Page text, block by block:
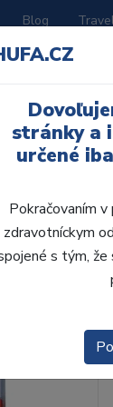
Blog
stránky a
určené
Pokračovaním
zdravotníckym
s tým, že